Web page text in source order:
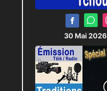
30 Mai 2026